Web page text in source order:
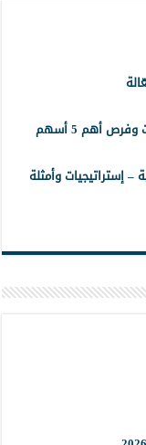
إستراتيجيات وأمثلة